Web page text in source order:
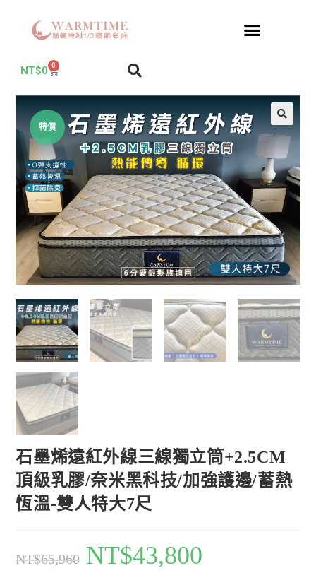
NT$0 0
特價
石墨烯遠紅外線三線獨立筒+2.5CM
頂級乳膠/奈米黑科技/加強護邊/蓄熱
恆溫-雙人特大7尺
NT$65,960 NT$43,800